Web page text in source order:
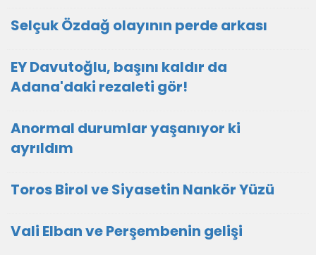
Selçuk Özdağ olayının perde arkası
EY Davutoğlu, başını kaldır da
Adana'daki rezaleti gör!
Anormal durumlar yaşanıyor ki
ayrıldım
Toros Birol ve Siyasetin Nankör Yüzü
Vali Elban ve Perşembenin gelişi